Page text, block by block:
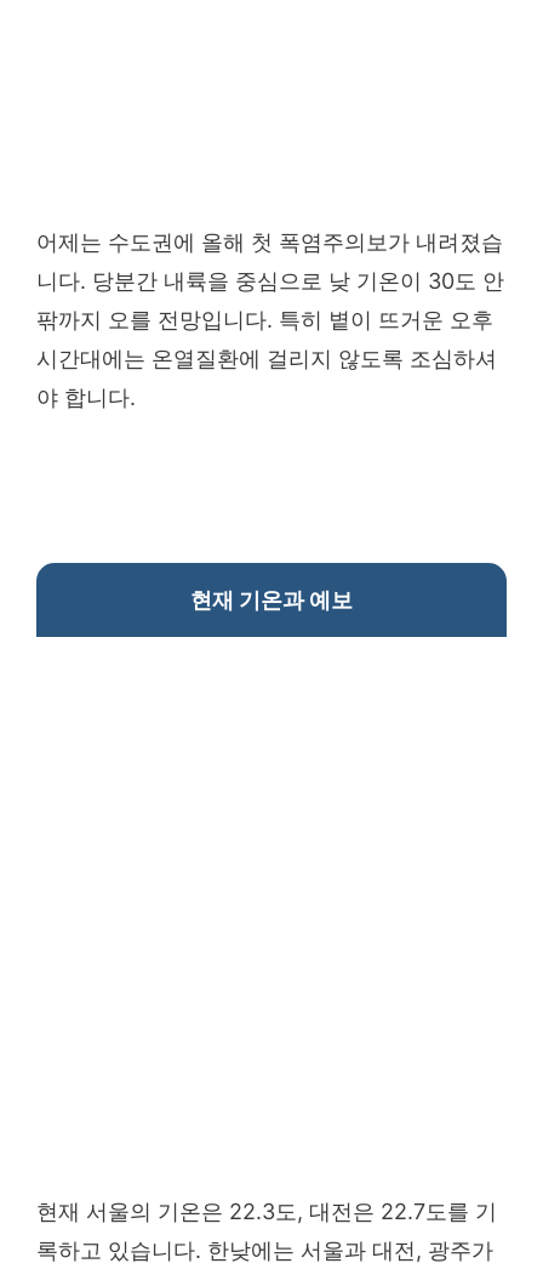
어제는 수도권에 올해 첫 폭염주의보가 내려졌습
니다. 당분간 내륙을 중심으로 낮 기온이 30도 안
팎까지 오를 전망입니다. 특히 볕이 뜨거운 오후
시간대에는 온열질환에 걸리지 않도록 조심하셔
야 합니다.
현재 기온과 예보
현재 서울의 기온은 22.3도, 대전은 22.7도를 기
록하고 있습니다. 한낮에는 서울과 대전, 광주가